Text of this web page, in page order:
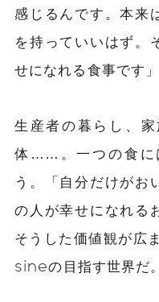
感じるんです。本来
を持っていいはず。
せになれる食事です」
生産者の暮らし、
体……。一つの食に
う。「自分だけがお
の人が幸せになれる
そうした価値観が
sineの目指す世界だ。